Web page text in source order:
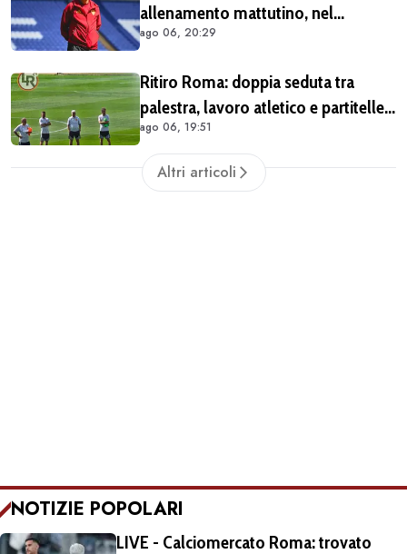
allenamento mattutino, nel
pomeriggio il trasferimento a
ago 06, 20:29
Ritiro Roma: doppia seduta tra
palestra, lavoro atletico e partitelle.
Malen in gruppo
ago 06, 19:51
Altri articoli
NOTIZIE POPOLARI
LIVE - Calciomercato Roma: trovato